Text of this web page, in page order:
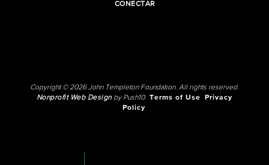
CONECTAR
Copyright © 2026 John Templeton Foundation. All rights reserved.
Nonprofit Web Designby Push10. Terms of Use
Privacy
Policy